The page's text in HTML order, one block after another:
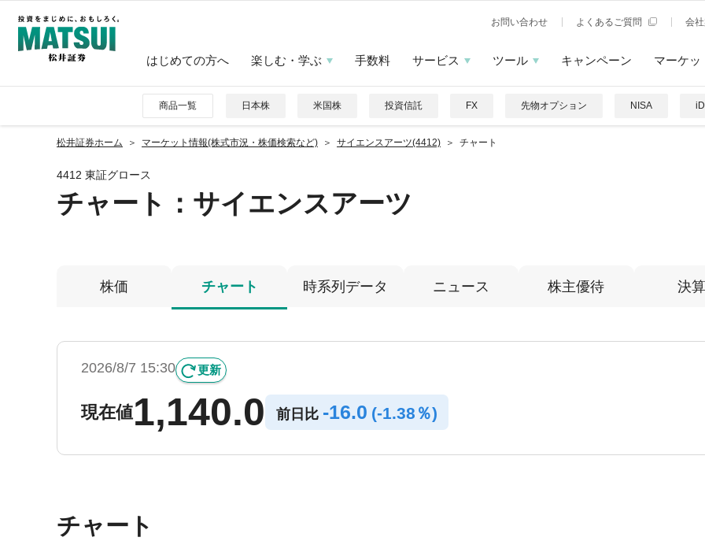
お問い合わせ よくあるご質問 会
はじめての方へ 楽しむ・学ぶ 手数料 サービス ツール キャンペーン マーケッ
商品一覧 日本株 米国株 投資信託 FX 先物オプション NISA
松井証券ホーム マーケット情報(株式市況・株価検索など) サイエンスアーツ(4412) チャート
4412 東証グロース
チャート： サイエンスアーツ
株価 チャート 時系列データ ニュース 株主優待 決算
2026/8/7 15:30 更新
現在値1,140.0 前日比 -16.0 (-1.38％)
チャート